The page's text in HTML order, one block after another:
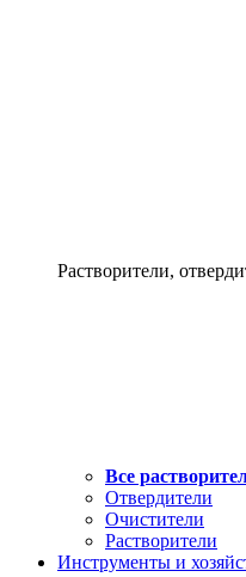
Растворители,
Все
Отвердители
Очистители
Растворители
Инструменты и